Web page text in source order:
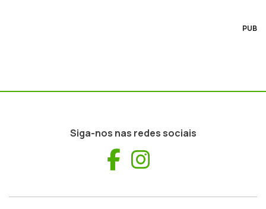
PUB
Siga-nos nas redes sociais
Facebook